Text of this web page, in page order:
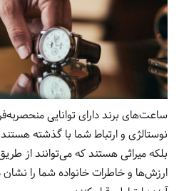
ساعت‌های برند دارای توانایی
نوستالژی و ارتباط شما با گذشته
بلکه میراثی هستند که می‌توانند از
ارزش‌ها و خاطرات خانواده شما را